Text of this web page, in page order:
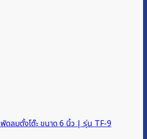
พัดลมตั้งโต๊ะ ขนาด 6 นิ้ว | รุ่น TF-9